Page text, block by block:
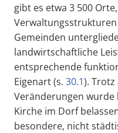
gibt es etwa 3 500
Gemeinden
landwirtschaftliche
entsprechende
Eigenart (s. 30.1). Trotz
Veränderungen wurde
Kirche im Dorf
besondere, nicht